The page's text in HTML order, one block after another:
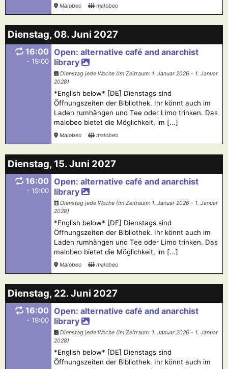
Malobeo malobeo
Dienstag, 08. Juni 2027
16:00
- 19:00
Open: alternative café and anarchist
library
Dienstag jede Woche (Im Zeitraum: 1. Januar 2026 - 1. Januar
2028)
*English below* [DE] Dienstags sind
Öffnungszeiten der Bibliothek. Ihr könnt auch im
Laden rumhängen und Tee oder Limo trinken. Das
malobeo bietet die Möglichkeit, im [...]
Malobeo malobeo
Dienstag, 15. Juni 2027
16:00
- 19:00
Open: alternative café and anarchist
library
Dienstag jede Woche (Im Zeitraum: 1. Januar 2026 - 1. Januar
2028)
*English below* [DE] Dienstags sind
Öffnungszeiten der Bibliothek. Ihr könnt auch im
Laden rumhängen und Tee oder Limo trinken. Das
malobeo bietet die Möglichkeit, im [...]
Malobeo malobeo
Dienstag, 22. Juni 2027
16:00
- 19:00
Open: alternative café and anarchist
library
Dienstag jede Woche (Im Zeitraum: 1. Januar 2026 - 1. Januar
2028)
*English below* [DE] Dienstags sind
Öffnungszeiten der Bibliothek. Ihr könnt auch im